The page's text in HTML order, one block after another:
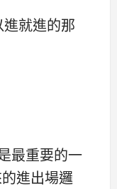
就進的那
最重要的一
進出場邏